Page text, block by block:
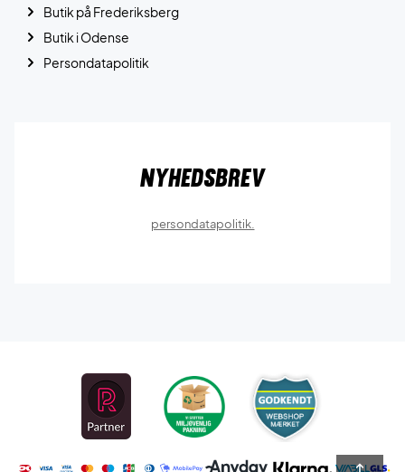
Butik på Frederiksberg
Butik i Odense
Persondatapolitik
Nyhedsbrev
persondatapolitik.